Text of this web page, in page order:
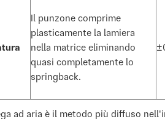
Il punzone comprime
plasticamente la lamiera
nella matrice eliminando
quasi completamente lo
springback.
ad aria è il metodo più diffuso